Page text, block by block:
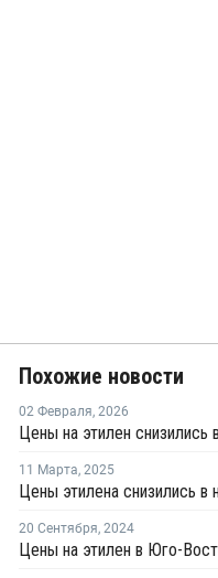
Похожие новости
02 Февраля, 2026
11 Марта, 2025
Цены этилена снизились в
20 Сентября, 2024
Цены на этилен в Юго-